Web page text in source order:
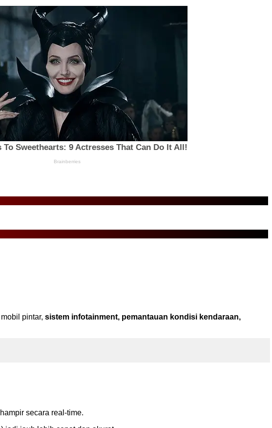
pintar, sistem infotainment, pemantauan kondisi kendaraan,
secara real-time.